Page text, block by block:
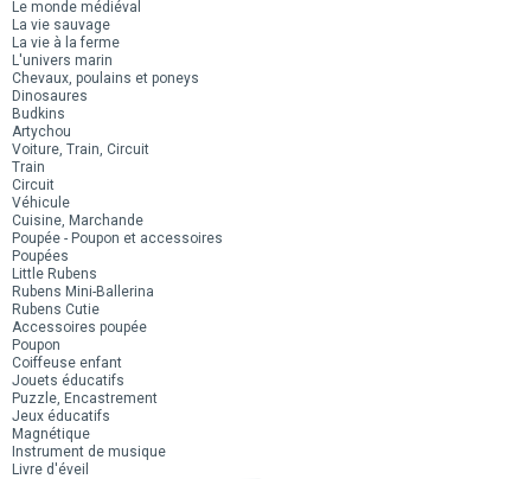
Le monde médiéval
La vie sauvage
La vie à la ferme
L'univers marin
Chevaux, poulains et poneys
Dinosaures
Budkins
Artychou
Voiture, Train, Circuit
Train
Circuit
Véhicule
Cuisine, Marchande
Poupée - Poupon et accessoires
Poupées
Little Rubens
Rubens Mini-Ballerina
Rubens Cutie
Accessoires poupée
Poupon
Coiffeuse enfant
Jouets éducatifs
Puzzle, Encastrement
Jeux éducatifs
Magnétique
Instrument de musique
Livre d'éveil